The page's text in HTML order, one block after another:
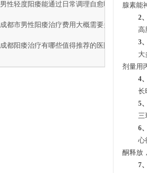
男性轻度阳痿能通过日常调理自愈吗
成都市男性阳痿治疗费用大概需要多少钱
成都阳痿治疗有哪些值得推荐的医院
腺素能
2
高
3
大
剂量用
4
长
5
三
6
心
酮释放
7